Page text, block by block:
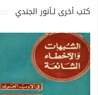
كتب أخرى لـأنور الجندي